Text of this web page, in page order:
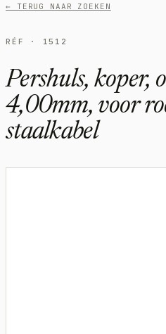
← TERUG NAAR ZOEKEN
RÉF · 1512
Pershuls, koper,
4,00mm, voor
staalkabel